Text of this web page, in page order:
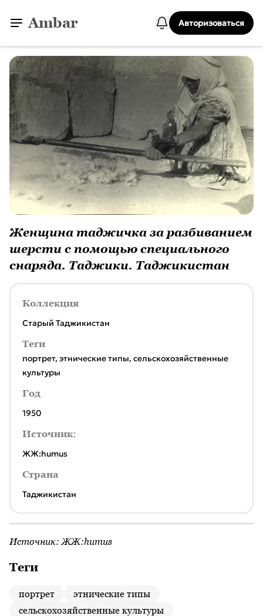
Ambar Авторизоваться
Женщина таджичка за разбиванием
шерсти с помощью специального
снаряда. Таджики. Таджикистан
Коллекция
Старый Таджикистан
Теги
портрет, этнические типы, сельскохозяйственные
культуры
Год
1950
Источник:
ЖЖ:humus
Страна
Таджикистан
Источник: ЖЖ:humus
Теги
портрет
этнические типы
сельскохозяйственные культуры